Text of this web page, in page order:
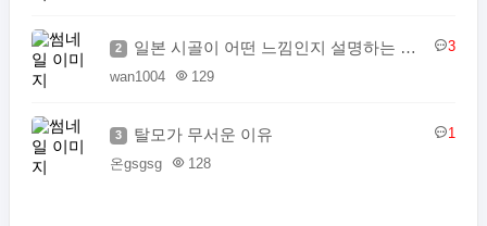
2 일본 시골이 어떤 느낌인지 설명하는 일본인
3
wan1004
129
3 탈모가 무서운 이유
1
온gsgsg
128